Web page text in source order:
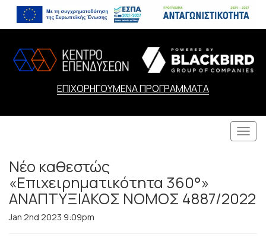
ΕΠΙΧΟΡΗΓΟΥΜΕΝΑ ΠΡΟΓΡΑΜΜΑΤΑ
Νέο καθεστώς
«Επιχειρηματικότητα 360°»
ΑΝΑΠΤΥΞΙΑΚΟΣ ΝΟΜΟΣ 4887/2022
Jan 2nd 2023 9:09pm